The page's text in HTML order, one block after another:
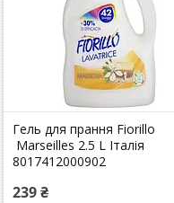
Гель для прання Fiorillo
Marseilles 2.5 L Італія
8017412000902
239 ₴